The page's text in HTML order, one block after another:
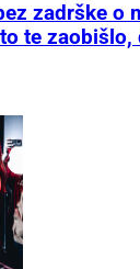
zadrške o
te zaobišlo,